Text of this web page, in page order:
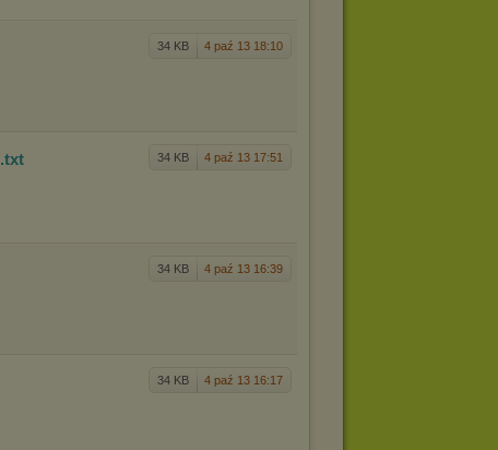
34 KB 4 paź 13 18:10
34 KB 4 paź 13 17:51
.txt
34 KB 4 paź 13 16:39
34 KB 4 paź 13 16:17